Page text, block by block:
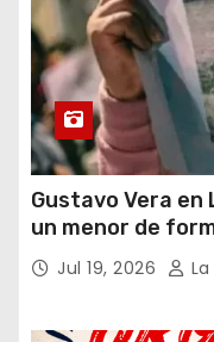
Gustavo Vera en
un menor de
hipótesis es
caratulado el
Jul 19, 2026